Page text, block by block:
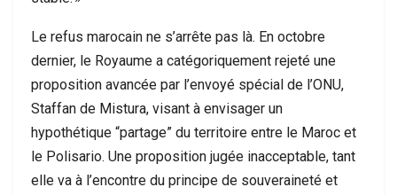
Le refus marocain ne s’arrête pas là. En octobre
dernier, le Royaume a catégoriquement rejeté une
proposition avancée par l’envoyé spécial de l’ONU,
Staffan de Mistura, visant à envisager un
hypothétique “partage” du territoire entre le Maroc et
le Polisario. Une proposition jugée inacceptable, tant
elle va à l’encontre du principe de souveraineté et